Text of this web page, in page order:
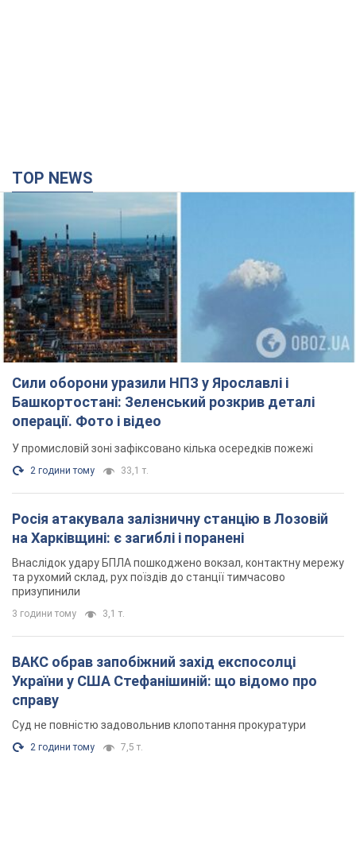
TOP NEWS
Сили оборони уразили НПЗ у Ярославлі і
Башкортостані: Зеленський розкрив деталі
операції. Фото і відео
У промисловій зоні зафіксовано кілька осередків пожежі
2 години тому 33,1 т.
Росія атакувала залізничну станцію в Лозовій
на Харківщині: є загиблі і поранені
Внаслідок удару БПЛА пошкоджено вокзал, контактну мережу
та рухомий склад, рух поїздів до станції тимчасово
призупинили
3 години тому 3,1 т.
ВАКС обрав запобіжний захід експосолці
України у США Стефанішиній: що відомо про
справу
Суд не повністю задовольнив клопотання прокуратури
2 години тому 7,5 т.